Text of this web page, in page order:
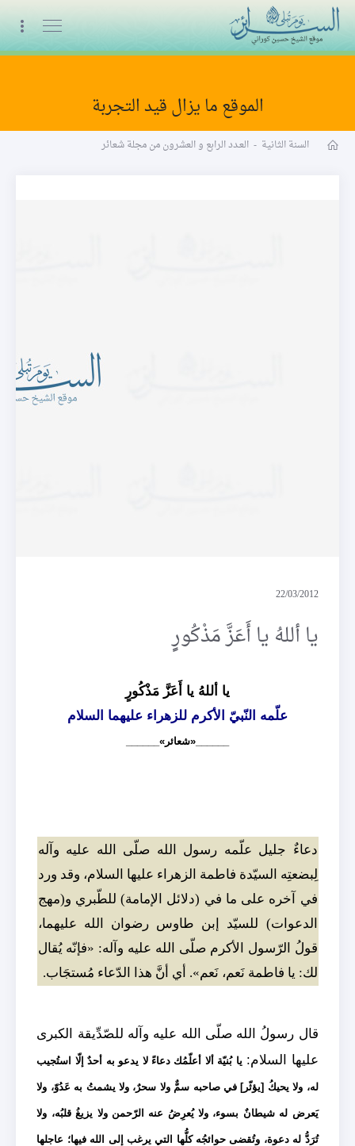
البث المباشر
الموقع ما يزال قيد التجربة
السنة الثانية - العـدد الرابع و العشرون من مجلة شعائر
22/03/2012
يا أللهُ يا أَعَزَّ مَذْكُورٍ
يا أللهُ يا أَعَزَّ مَذْكُورٍ
علّمه النّبيّ الأكرم للزهراء عليهما السلام
______«شعائر»______
دعاءٌ جليل علّمه رسول الله صلّى الله عليه وآله
لِبضعتِه السيّدة فاطمة الزهراء عليها السلام، وقد ورد
في آخره على ما في (دلائل الإمامة) للطّبري و(مهج
الدعوات) للسيّد إبن طاوس رضوان الله عليهما،
قولُ الرّسول الأكرم صلّى الله عليه وآله: «فإنّه يُقال
لك: يا فاطمة نَعم، نَعم». أي أنَّ هذا الدّعاء مُستجَاب.
قال رسولُ الله صلّى الله عليه وآله للصّدِّيقة الكبرى
عليها السلام: يا بُنيّة ألا أعلّمُك دعاءً لا يدعو به أحدٌ إلّا استُجيب
له، ولا يحيكُ [يؤثّر] في صاحبه سمٌّ ولا سحرٌ، ولا يشمتُ به عَدُوّ، ولا
يَعرض له شيطانٌ بسوء، ولا يُعرِضُ عنه الرّحمن ولا يزيغُ قلبُه، ولا
تُرَدُّ له دعوة، وتُقضى حوائجُه كلُّها التي يرغب إلى الله فيها؛ عاجلها